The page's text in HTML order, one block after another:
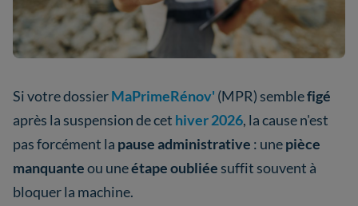
Si votre dossierMaPrimeRénov' (MPR) semblefigé
après la suspension de cet hiver 2026, la cause n'est
pas forcément la pause administrative : unepièce
manquanteou uneétape oubliée suffit souvent à
bloquer la machine.